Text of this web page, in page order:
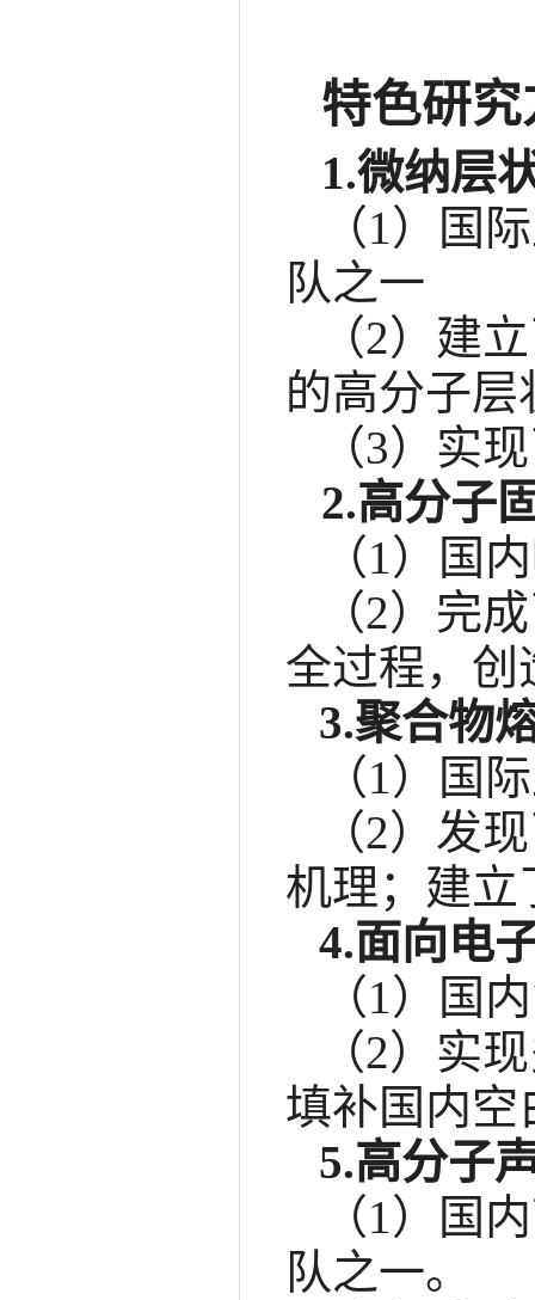
特色研究
1.微纳层
（1）国
队之一
（2）建
的高分子
（3）实
2.高分子
（1）国
（2）完
全过程，创
3.聚合物
（1）
国
（2） 发
机理；建立
4.面向电
（1）
国
（2） 实
填补国内空
5.高分子
（1）
国
队之一。